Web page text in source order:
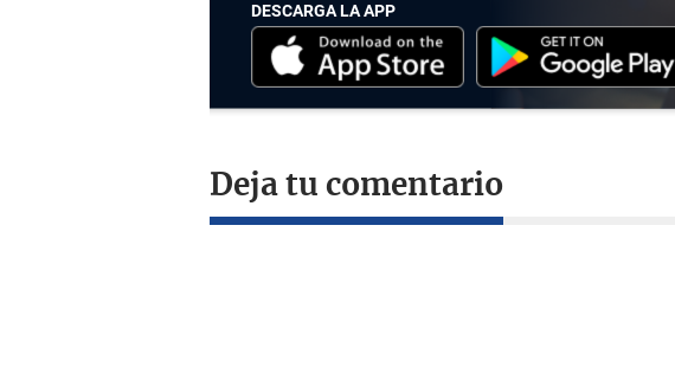
DESCARGA LA APP
Deja tu comentario